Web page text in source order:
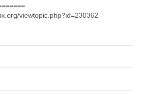
viewtopic.php?id=230362